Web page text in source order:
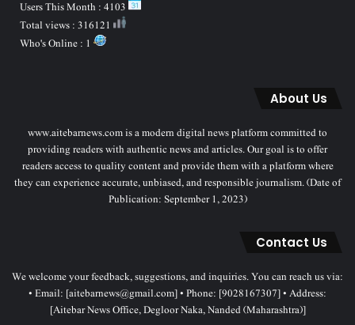
About Us
www.aitebarnews.com is a modern digital news platform committed to
providing readers with authentic news and articles. Our goal is to offer
readers access to quality content and provide them with a platform where
they can experience accurate, unbiased, and responsible journalism. (Date of
Publication: September 1, 2023)
Contact Us
We welcome your feedback, suggestions, and inquiries. You can reach us via:
• Email: [aitebarnews@gmail.com] • Phone: [9028167307] • Address:
[Aitebar News Office, Degloor Naka, Nanded (Maharashtra)]